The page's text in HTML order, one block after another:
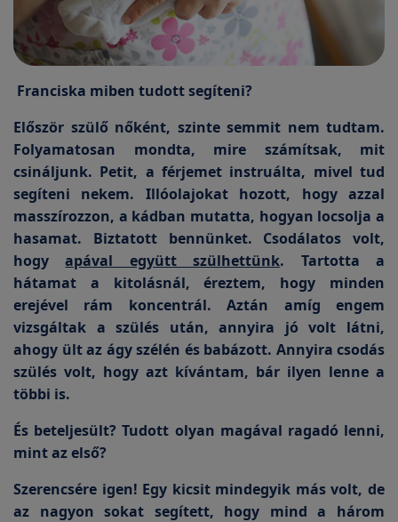
Franciska miben tudott segíteni?
Először szülő nőként, szinte semmit nem tudtam.
Folyamatosan mondta, mire számítsak, mit
csináljunk. Petit, a férjemet instruálta, mivel tud
segíteni nekem. Illóolajokat hozott, hogy azzal
masszírozzon, a kádban mutatta, hogyan locsolja a
hasamat. Biztatott bennünket. Csodálatos volt,
hogyapával együtt szülhettünk. Tartotta a
hátamat a kitolásnál, éreztem, hogy minden
erejével rám koncentrál. Aztán amíg engem
vizsgáltak a szülés után, annyira jó volt látni,
ahogy ült az ágy szélén és babázott. Annyira csodás
szülés volt, hogy azt kívántam, bár ilyen lenne a
többi is.
És beteljesült? Tudott olyan magával ragadó lenni,
mint az első?
Szerencsére igen! Egy kicsit mindegyik más volt, de
az nagyon sokat segített, hogy mind a három